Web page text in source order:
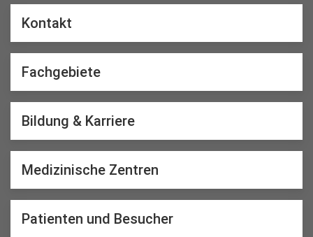
Kontakt
Fachgebiete
Bildung & Karriere
Medizinische Zentren
Patienten und Besucher